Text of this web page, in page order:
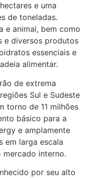
e uma
de toneladas.
e animal, bem como
e diversos produtos
essenciais e
alimentar.
de extrema
Sul e Sudeste
torno de 11 milhões
básico para a
e amplamente
em larga escala
mercado interno.
por seu alto